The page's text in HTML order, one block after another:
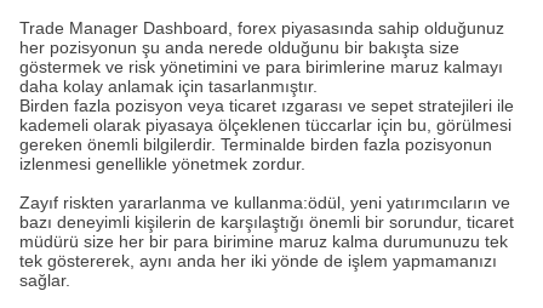
Trade Manager Dashboard, forex piyasasında sahip olduğunuz
her pozisyonun şu anda nerede olduğunu bir bakışta size
göstermek ve risk yönetimini ve para birimlerine maruz kalmayı
daha kolay anlamak için tasarlanmıştır.
Birden fazla pozisyon veya ticaret ızgarası ve sepet stratejileri ile
kademeli olarak piyasaya ölçeklenen tüccarlar için bu, görülmesi
gereken önemli bilgilerdir. Terminalde birden fazla pozisyonun
izlenmesi genellikle yönetmek zordur.
Zayıf riskten yararlanma ve kullanma:ödül, yeni yatırımcıların ve
bazı deneyimli kişilerin de karşılaştığı önemli bir sorundur, ticaret
müdürü size her bir para birimine maruz kalma durumunuzu tek
tek göstererek, aynı anda her iki yönde de işlem yapmamanızı
sağlar.